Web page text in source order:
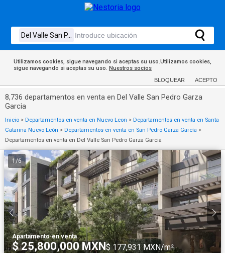
Utilizamos cookies, sigue navegando si aceptas su uso.Utilizamos cookies,
sigue navegando si aceptas su uso. Nuestros socios
BLOQUEAR ACEPTO
8,736 departamentos en venta en Del Valle San Pedro Garza
Garcia
Inicio > Departamentos en venta en Nuevo Leon > Departamentos en venta en Santa
Catarina Nuevo León > Departamentos en venta en San Pedro Garza García >
Departamentos en venta en Del Valle San Pedro Garza Garcia
1/6
Apartamento·en venta
$ 25,800,000 MXN$ 177,931 MXN/m²